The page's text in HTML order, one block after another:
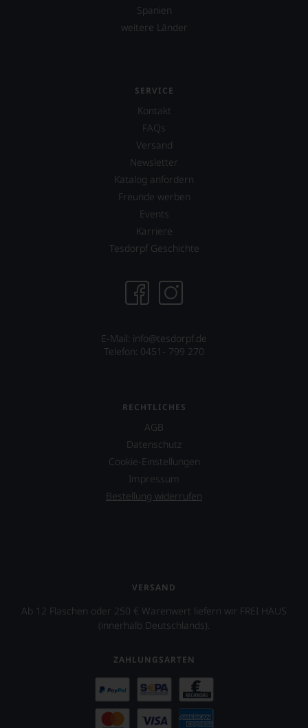
Spanien
weitere Länder
SERVICE
Kontakt
FAQs
Versand
Newsletter
Katalog anfordern
Freunde werben
Events
Karriere
Tesdorpf Geschichte
E-Mail: info@tesdorpf.de
Telefon: 0451- 799 270
RECHTLICHES
AGB
Datenschutz
Cookie-Einstellungen
Impressum
Bestellung widerrufen
VERSAND
Ab 12 Flaschen oder 250 € Warenwert liefern wir FREI HAUS
(innerhalb Deutschlands).
ZAHLUNGSARTEN